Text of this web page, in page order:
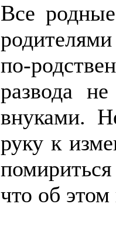
Все
по-
развода
внуками.
руку к
что об